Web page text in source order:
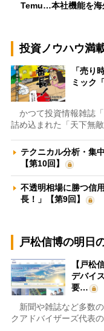
Temu…本社機能を
投資ノウハウ満
「売り
ミック
かつて投資情報雑誌
詰め込まれた「天下無
テクニカル分析・集
【第10回】
不透明相場に勝つ信
長！」【第9回】
戸松信博の明日
【戸松
デバイ
要…
新聞や雑誌など多数
クアドバイザーズ代表